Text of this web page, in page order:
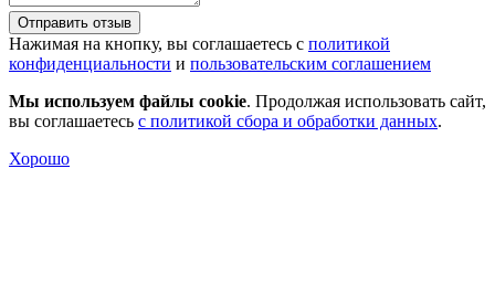
Отправить отзыв
Нажимая на кнопку, вы соглашаетесь с политикой
конфиденциальности и пользовательским соглашением
Мы используем файлы cookie. Продолжая использовать сайт,
вы соглашаетесь с политикой сбора и обработки данных.
Хорошо